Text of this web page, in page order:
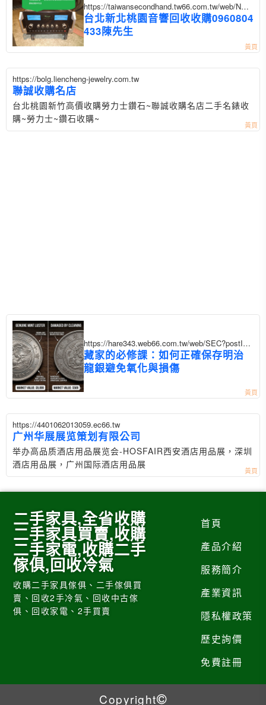
https://taiwansecondhand.tw66.com.tw/web/NM
D?postId=1323333
台北新北桃園音響回收收購0960804
433陳先生
https://bolg.liencheng-jewelry.com.tw
聯誠收購名店
台北桃園新竹高價收購勞力士鑽石~聯誠收購名店二手名錶收
購~勞力士~鑽石收購~
https://hare343.web66.com.tw/web/SEC?postId=
1354788
藏家的必修課：如何正確保存明治
龍銀避免氧化與損傷
https://4401062013059.ec66.tw
广州华展展览策划有限公司
举办高品质酒店用品展览会-HOSFAIR西安酒店用品展，深圳
酒店用品展，广州国际酒店用品展
二手家具,全省收購
二手家具買賣,收購
二手家電,收購二手
傢俱,回收冷氣
收購二手家具傢俱、二手傢俱買
賣、回收2手冷氣、回收中古傢
俱、回收家電、2手買賣
首頁
產品介紹
服務簡介
產業資訊
隱私權政策
歷史詢價
免費註冊
Copyright